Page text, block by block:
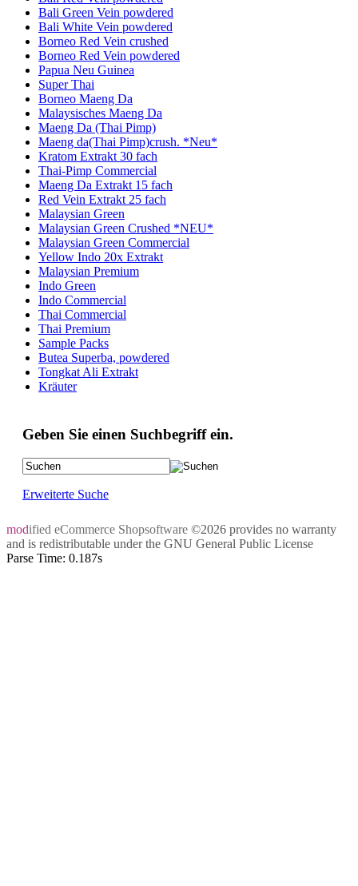
Bali Green Vein powdered
Bali White Vein powdered
Borneo Red Vein crushed
Borneo Red Vein powdered
Papua Neu Guinea
Super Thai
Borneo Maeng Da
Malaysisches Maeng Da
Maeng Da (Thai Pimp)
Maeng da(Thai Pimp)crush. *Neu*
Kratom Extrakt 30 fach
Thai-Pimp Commercial
Maeng Da Extrakt 15 fach
Red Vein Extrakt 25 fach
Malaysian Green
Malaysian Green Crushed *NEU*
Malaysian Green Commercial
Yellow Indo 20x Extrakt
Malaysian Premium
Indo Green
Indo Commercial
Thai Commercial
Thai Premium
Sample Packs
Butea Superba, powdered
Tongkat Ali Extrakt
Kräuter
Geben Sie einen Suchbegriff ein.
Erweiterte Suche
modified eCommerce Shopsoftware ©2026 provides no warranty
and is redistributable under the GNU General Public License
Parse Time: 0.187s